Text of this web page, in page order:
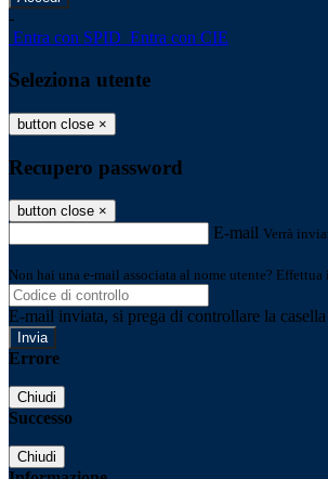
-
Entra con SPID Entra con CIE
Seleziona utente
button close ×
Recupero password
button close ×
E-mail Verrà
Non hai una e-mail associata al nome utente?
E-mail inviata, si prega di controllare la
Errore
Chiudi
Successo
Chiudi